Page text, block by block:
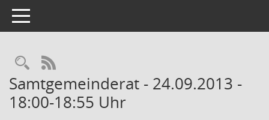
Toggle navigation
Rechercheauswahl
RSS-Feed
Samtgemeinderat - 24.09.2013 -
18:00-18:55 Uhr